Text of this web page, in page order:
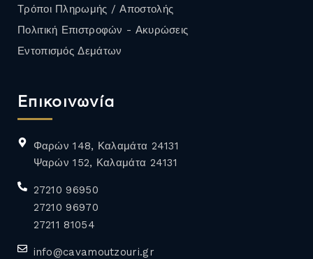
Τρόποι Πληρωμής / Αποστολής
Πολιτική Επιστροφών - Ακυρώσεις
Εντοπισμός Δεμάτων
Επικοινωνία
Φαρών 148, Καλαμάτα 24131
Ψαρών 152, Καλαμάτα 24131
27210 96950
27210 96970
27211 81054
info@cavamoutzouri.gr